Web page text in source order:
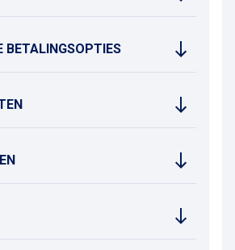
BETALINGSOPTIES